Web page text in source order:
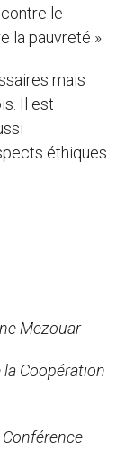
le
la pauvreté ».
mais
Il est
éthiques
Mezouar
Coopération